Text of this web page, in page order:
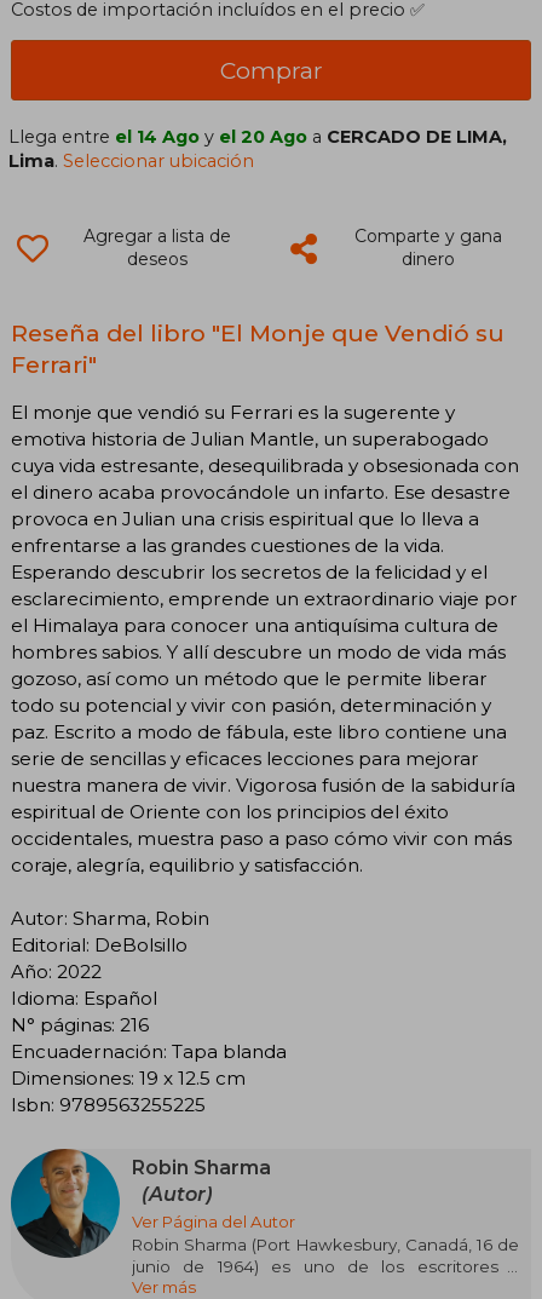
Costos de importación incluídos en el precio ✅
Comprar
Llega entre el 14 Ago y el 20 Ago a CERCADO DE LIMA,
Lima.Seleccionar ubicación
Agregar a lista de
deseos
Comparte y gana
dinero
Reseña del libro "El Monje que Vendió su
Ferrari"
El monje que vendió su Ferrari es la sugerente y
emotiva historia de Julian Mantle, un superabogado
cuya vida estresante, desequilibrada y obsesionada con
el dinero acaba provocándole un infarto. Ese desastre
provoca en Julian una crisis espiritual que lo lleva a
enfrentarse a las grandes cuestiones de la vida.
Esperando descubrir los secretos de la felicidad y el
esclarecimiento, emprende un extraordinario viaje por
el Himalaya para conocer una antiquísima cultura de
hombres sabios. Y allí descubre un modo de vida más
gozoso, así como un método que le permite liberar
todo su potencial y vivir con pasión, determinación y
paz. Escrito a modo de fábula, este libro contiene una
serie de sencillas y eficaces lecciones para mejorar
nuestra manera de vivir. Vigorosa fusión de la sabiduría
espiritual de Oriente con los principios del éxito
occidentales, muestra paso a paso cómo vivir con más
coraje, alegría, equilibrio y satisfacción.
Autor: Sharma, Robin
Editorial: DeBolsillo
Año: 2022
Idioma: Español
N° páginas: 216
Encuadernación: Tapa blanda
Dimensiones: 19 x 12.5 cm
Isbn: 9789563255225
Robin Sharma
(Autor)
Ver Página del Autor
Robin Sharma (Port Hawkesbury, Canadá, 16 de
junio de 1964) es uno de los escritores y
conferencistas más influyentes en liderazgo y
Ver más